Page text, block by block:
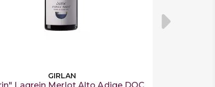
GIRLAN
Lagrein Merlot Alto Adige DOC